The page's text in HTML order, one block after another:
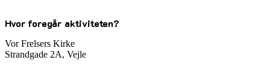
Hvor foregår aktiviteten?
Vor Frelsers Kirke
Strandgade 2A, Vejle